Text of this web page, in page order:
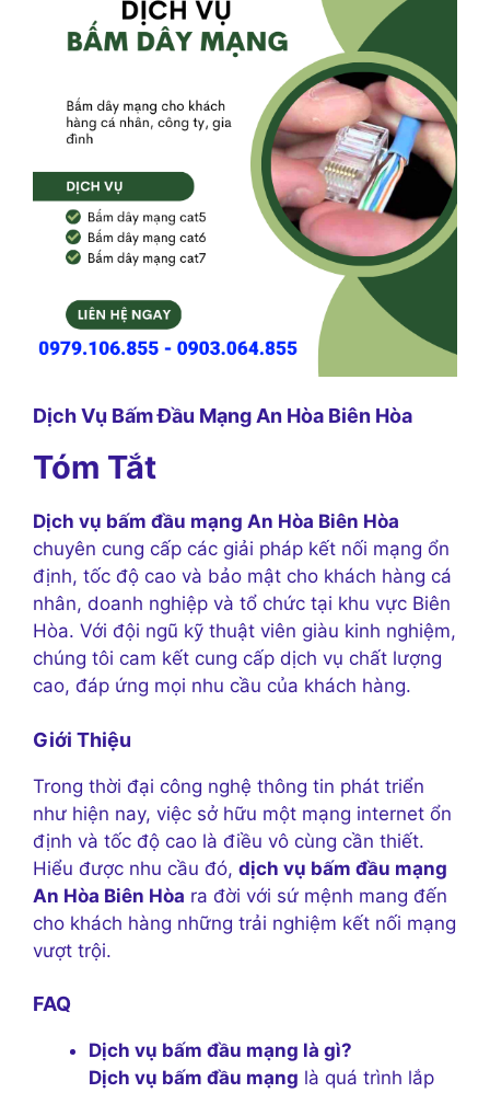
Dịch Vụ Bấm Đầu Mạng An Hòa Biên Hòa
Tóm Tắt
Dịch vụ bấm đầu mạng An Hòa Biên Hòa
chuyên cung cấp các giải pháp kết nối mạng ổn
định, tốc độ cao và bảo mật cho khách hàng cá
nhân, doanh nghiệp và tổ chức tại khu vực Biên
Hòa. Với đội ngũ kỹ thuật viên giàu kinh nghiệm,
chúng tôi cam kết cung cấp dịch vụ chất lượng
cao, đáp ứng mọi nhu cầu của khách hàng.
Giới Thiệu
Trong thời đại công nghệ thông tin phát triển
như hiện nay, việc sở hữu một mạng internet ổn
định và tốc độ cao là điều vô cùng cần thiết.
Hiểu được nhu cầu đó, dịch vụ bấm đầu mạng
An Hòa Biên Hòa ra đời với sứ mệnh mang đến
cho khách hàng những trải nghiệm kết nối mạng
vượt trội.
FAQ
Dịch vụ bấm đầu mạng là gì?
Dịch vụ bấm đầu mạng là quá trình lắp